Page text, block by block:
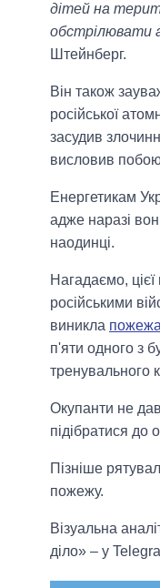
дітей на
обстрілювати
Штейнберг.
Він також
російської
засудив
висловив
Енергетикам
адже наразі
наодинці.
Нагадаємо, цієї
російськими
виникла
п'яти одного з
тренувального
Окупанти не
підібратися до
Пізніше
пожежу.
Візуальна
діло» – у